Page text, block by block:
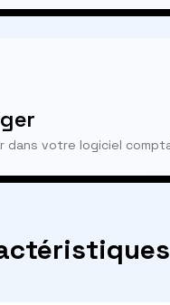
dans votre logiciel